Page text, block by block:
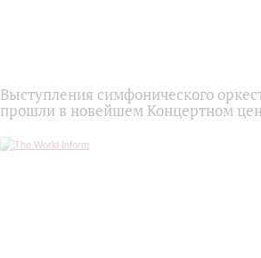
Выступления симфонического
прошли в новейшем Концертном